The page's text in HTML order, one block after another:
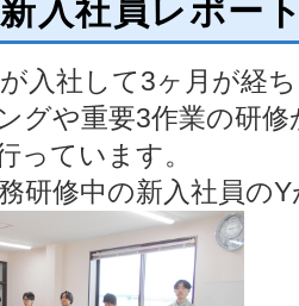
入社員レポー
入社して3ヶ月が経
グや重要3作業の研
っています。
研修中の新入社員の